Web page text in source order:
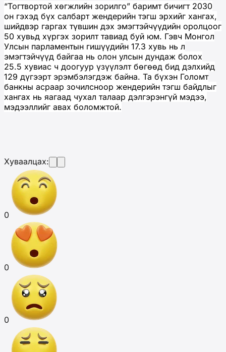
“Тогтвортой хөгжлийн зорилго” баримт бичигт 2030
он гэхэд бүх салбарт жендерийн тэгш эрхийг хангах,
шийдвэр гаргах түвшин дэх эмэгтэйчүүдийн оролцоог
50 хувьд хүргэх зорилт тавиад буй юм. Гэвч Монгол
Улсын парламентын гишүүдийн 17.3 хувь нь л
эмэгтэйчүүд байгаа нь олон улсын дундаж болох
25.5 хувиас ч доогуур үзүүлэлт бөгөөд бид дэлхийд
129 дүгээрт эрэмбэлэгдэж байна. Та бүхэн Голомт
банкны асраар зочилсноор жендерийн тэгш байдлыг
хангах нь яагаад чухал талаар дэлгэрэнгүй мэдээ,
мэдээллийг авах боломжтой.
Хуваалцах:
0
0
0